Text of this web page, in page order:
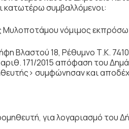
κατωτέρω συµβαλλόµενοι:
Μυλοποτάµου νόµιµος
Βλαστού 18, Ρέθυμνο Τ.Κ.
171/2015 απόφαση του
συμφώνησαν και
για λογαριασμό του